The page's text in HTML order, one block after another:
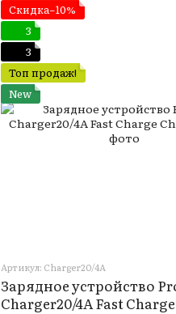
Скидка−10%
3
3
Топ продаж!
New
Артикул: Charger20/4A
Зарядное устройство
Charger20/4A Fast Charge